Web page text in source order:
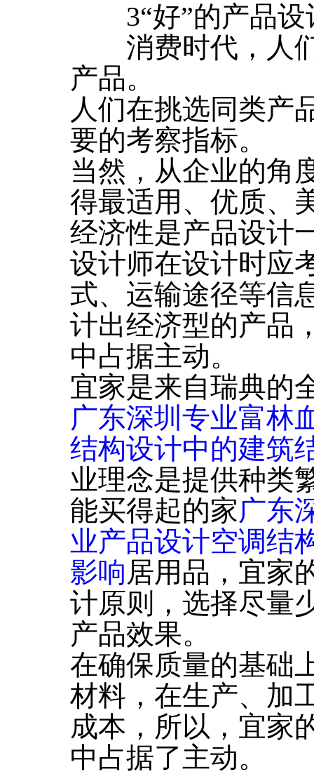
3“好”的产品设
消费时代，人们
产品。
人们在挑选同类产
要的考察指标。
当然，从企业的角
得最适用、优质、
经济性是产品设计
设计师在设计时应
式、运输途径等信
计出经济型的产品
中占据主动。
宜家是来自瑞典的
广东深圳专业富林
结构设计中的建筑
业理念是提供种类
能买得起的家广东
业产品设计空调结
影响居用品，宜家
计原则，选择尽量
产品效果。
在确保质量的基础
材料，在生产、加
成本，所以，宜家
中占据了主动。